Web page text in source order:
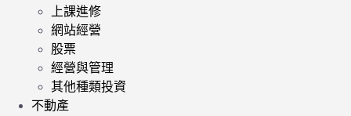
上課進修
網站經營
股票
經營與管理
其他種類投資
不動產